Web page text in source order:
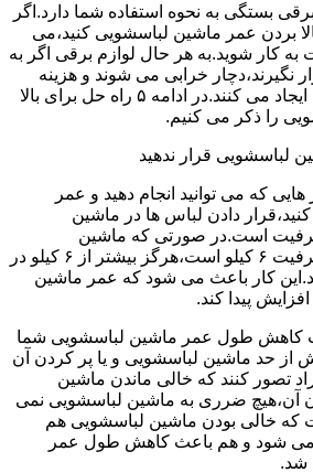
بستگی به نحوه استفاده شما دارد.اگر
بردن عمر ماشین لباسشویی کنید،می
کار شوید.به هر حال لوازم برقی اگر به
نگیرند،دچار خرابی می شوند و هزینه
تعمیر زیادی را برای شما ایجاد می کنند.در ادامه ۵ راه حل برای بالا
را ذکر می کنیم.
لباسشویی قرار ندهید
که می توانید انجام دهید و عمر
دادن لباس ها در ماشین
است.در صورتی که ماشین
لباسشویی شما دارای ظرفیت ۶ کیلو است،هرگز بیشتر از ۶ کیلو در
کار باعث می شود که عمر ماشین
پیدا کند.
کاهش طول عمر ماشین لباسشویی شما
از حد ماشین لباسشویی و یا پر کردن آن
تصور کنند که خالی ماندن ماشین
آن،هیچ ضرری به ماشین لباسشویی نمی
که خالی بودن ماشین لباسشویی هم
شود و هم باعث کاهش طول عمر
شد.